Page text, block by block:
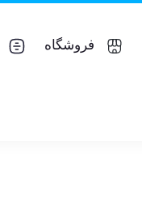
فروشگاه